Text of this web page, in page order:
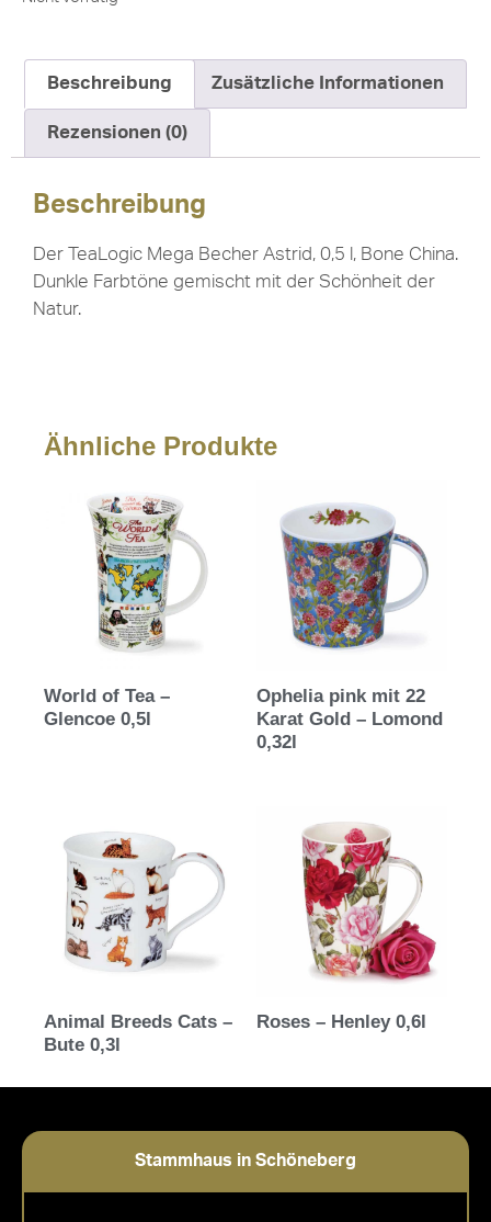
Beschreibung Zusätzliche Informationen
Rezensionen (0)
Beschreibung
Der TeaLogic Mega Becher Astrid, 0,5 l, Bone China.
Dunkle Farbtöne gemischt mit der Schönheit der
Natur.
Ähnliche Produkte
World of Tea –
Glencoe 0,5l
Ophelia pink mit 22
Karat Gold – Lomond
0,32l
Animal Breeds Cats –
Bute 0,3l
Roses – Henley 0,6l
Stammhaus in Schöneberg